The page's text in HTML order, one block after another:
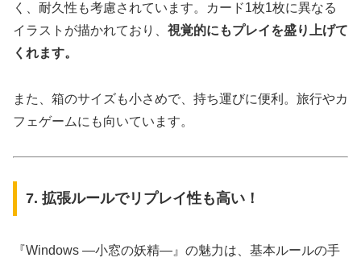
く、耐久性も考慮されています。カード1枚1枚に異なる
イラストが描かれており、 視覚的にもプレイを盛り上げて
くれます。
また、箱のサイズも小さめで、持ち運びに便利。旅行やカ
フェゲームにも向いています。
7. 拡張ルールでリプレイ性も高い！
『Windows ―小窓の妖精―』の魅力は、基本ルールの手